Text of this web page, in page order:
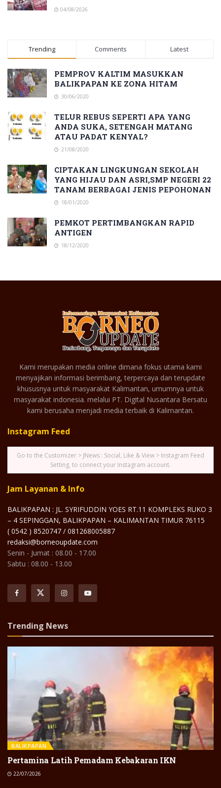
04/08/2026
Trending Comments Latest
PEMPROV KALTIM MASUKKAN
BALIKPAPAN KE ZONA HITAM
30/06/2020
TELUR REBUS SEPERTI APA YANG
ANDA SUKA, SETENGAH MATANG
ATAU PADAT KENYAL?
21/08/2020
CIPTAKAN LINGKUNGAN SEKOLAH
YANG HIJAU DAN ASRI,SMP NEGERI 22
TANAM BERBAGAI JENIS PEPOHONAN
18/01/2020
PEMKOT PERTIMBANGKAN RAPID
ANTIGEN
18/12/2020
Kami merupakan media online dimana fokus utama kami
menyajikan informasi berimbang, terpercaya dan terupdate
khususnya untuk masyarakat Kalimantan, umumnya untuk
masyarakat indonesia. melalui PT. Digital Nusantara Bersatu
kami berusaha menjadi media terbaik di Kalimantan.
Instagram Feed
Go to the Customizer > JNews : Social, Like & View > Instagram Feed
Setting, to connect your Instagram account.
Jam Layanan & Info
BALIKPAPAN : JL. SYRIFUDDIN YOES RT.11 KOMPLEKS RUKO 3
– 4 SEPINGGAN, BALIKPAPAN – KALIMANTAN TIMUR 76115
( 0542 ) 8520747 / 081268005887
redaksi@borneoupdate.com
Senin - Jumat : 08.00 - 17.00
Sabtu : 08.00 - 13.00
Trending News
BALIKPAPAN
Pertamina Latih Pemadam Kebakaran IKN
22/07/2026